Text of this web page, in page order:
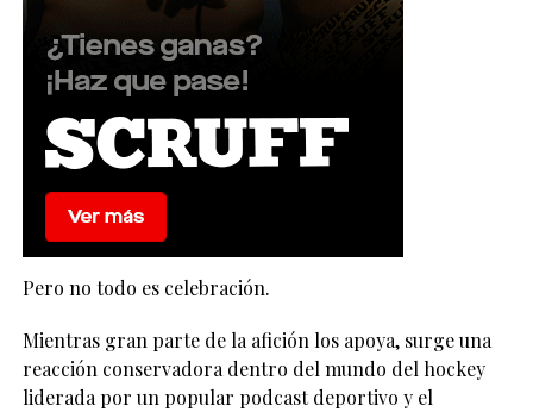
Pero no todo es celebración.
Mientras gran parte de la afición los apoya, surge una
reacción conservadora dentro del mundo del hockey
liderada por un popular podcast deportivo y el